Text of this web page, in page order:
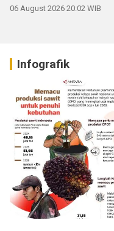
06 August 2026 20:02 WIB
Infografik